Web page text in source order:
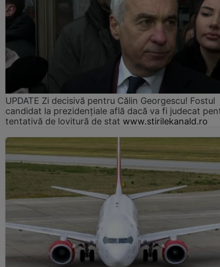
UPDATE Zi decisivă pentru Călin Georgescu! Fostul
candidat la prezidențiale află dacă va fi judecat
tentativă de lovitură de stat www.stirilekanald.ro